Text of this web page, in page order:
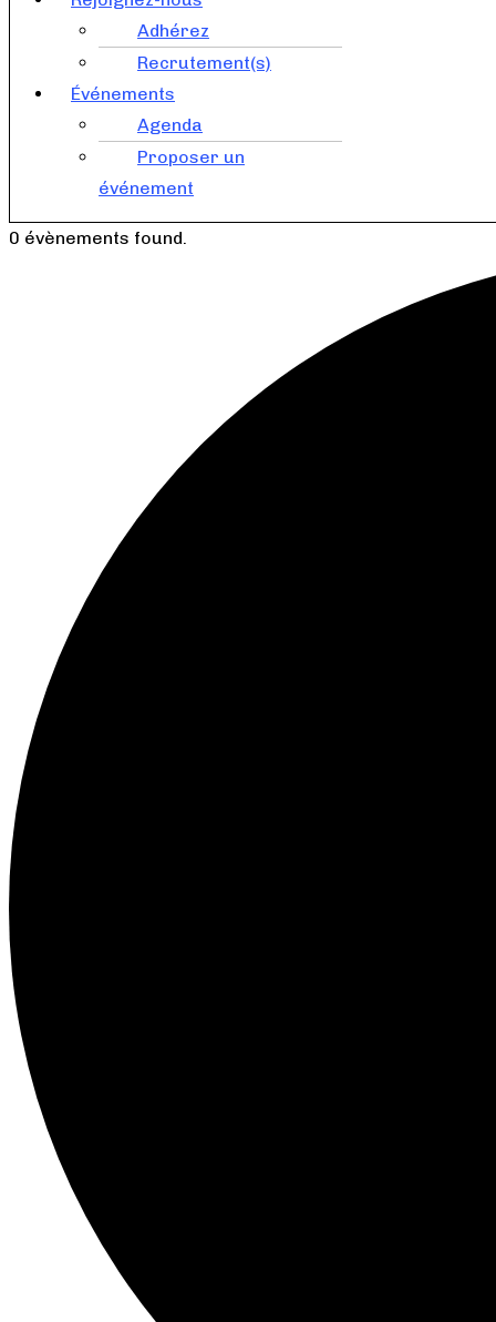
Adhérez
Recrutement(s)
Événements
Agenda
Proposer un
événement
0 évènements found.